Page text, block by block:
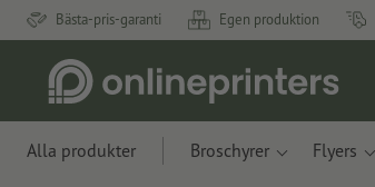
Bästa-pris-garanti Egen produktion
Alla produkter Broschyrer Flyers